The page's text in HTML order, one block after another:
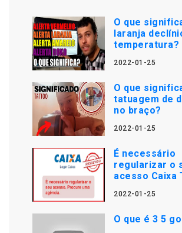
O que
laranja
temperatura?
2022-01-25
O que
tatuagem de
no braço?
2022-01-25
É necessário
regularizar o
acesso Caixa
2022-01-25
O que é 3 5